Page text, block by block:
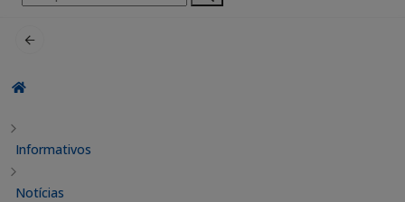
por:
Informativos
Notícias